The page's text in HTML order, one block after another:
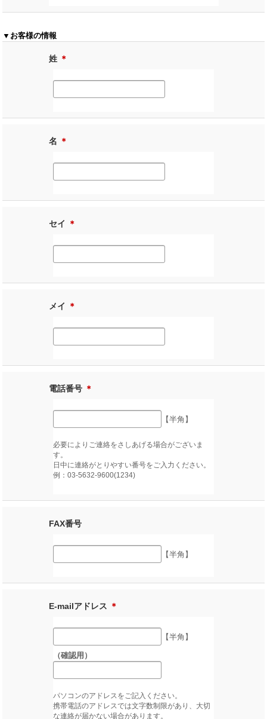
▼お客様の情報
姓 ＊
名 ＊
セイ ＊
メイ ＊
電話番号 ＊
【半角】
必要によりご連絡をさしあげる場合がございま
す。
日中に連絡がとりやすい番号をご入力ください。
例：03-5632-9600(1234)
FAX番号
【半角】
E-mailアドレス ＊
【半角】
（確認用）
パソコンのアドレスをご記入ください。
携帯電話のアドレスでは文字数制限があり、大切
な連絡が届かない場合があります。